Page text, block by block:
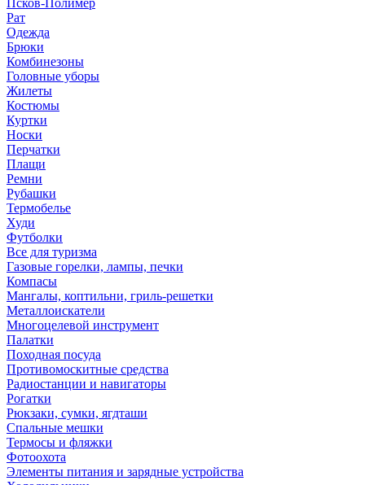
Псков-Полимер
Рат
Одежда
Брюки
Комбинезоны
Головные уборы
Жилеты
Костюмы
Куртки
Носки
Перчатки
Плащи
Ремни
Рубашки
Термобелье
Худи
Футболки
Все для туризма
Газовые горелки, лампы, печки
Компасы
Мангалы, коптильни, гриль-решетки
Металлоискатели
Многоцелевой инструмент
Палатки
Походная посуда
Противомоскитные средства
Радиостанции и навигаторы
Рогатки
Рюкзаки, сумки, ягдташи
Спальные мешки
Термосы и фляжки
Фотоохота
Элементы питания и зарядные устройства